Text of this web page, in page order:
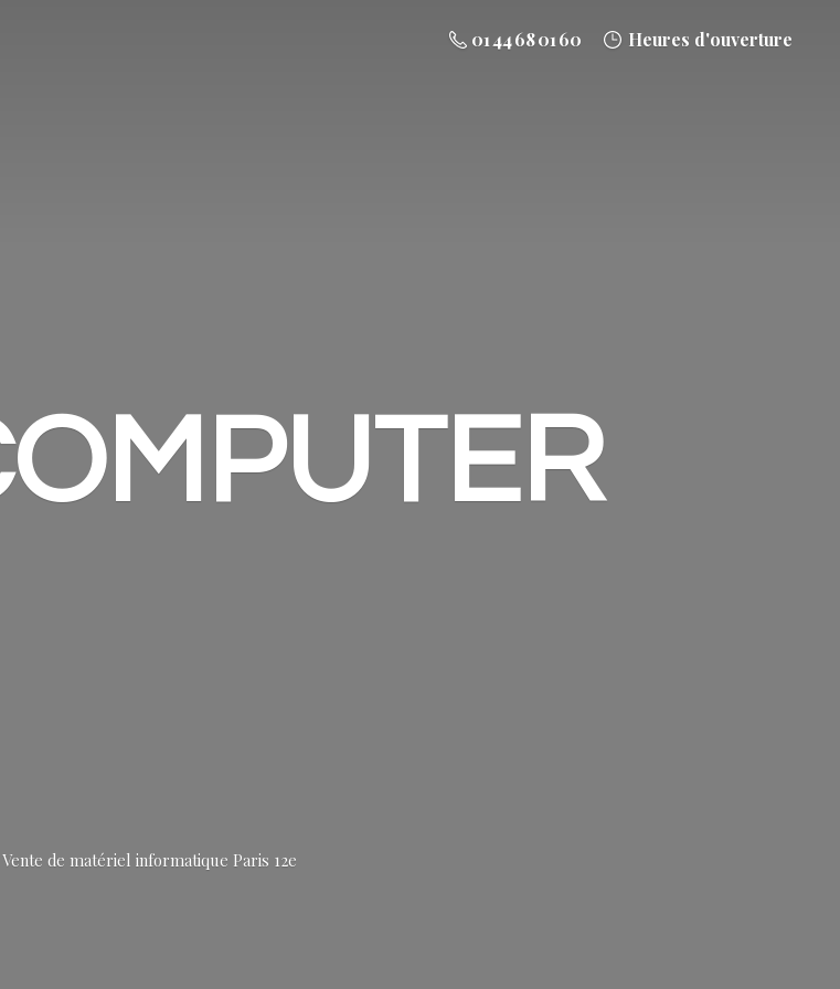
01 44 68 01 60 Heures d'ouverture
de matériel informatique Paris 12e